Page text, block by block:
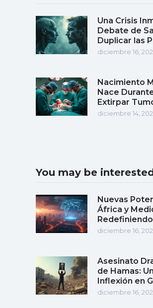
Una Crisis
Debate de
Duplicar las
diciembre 16,
Nacimiento
Nace
Extirpar
diciembre 14,
You may be
Nuevas
África y
diciembre 16,
Asesinato
de Hamas:
Inflexión en
diciembre 16,